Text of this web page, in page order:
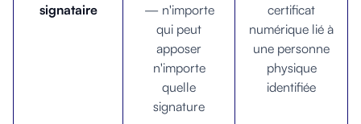
signataire
— n'importe
qui peut
apposer
n'importe
quelle
signature
certificat
numérique lié à
une personne
physique
identifiée